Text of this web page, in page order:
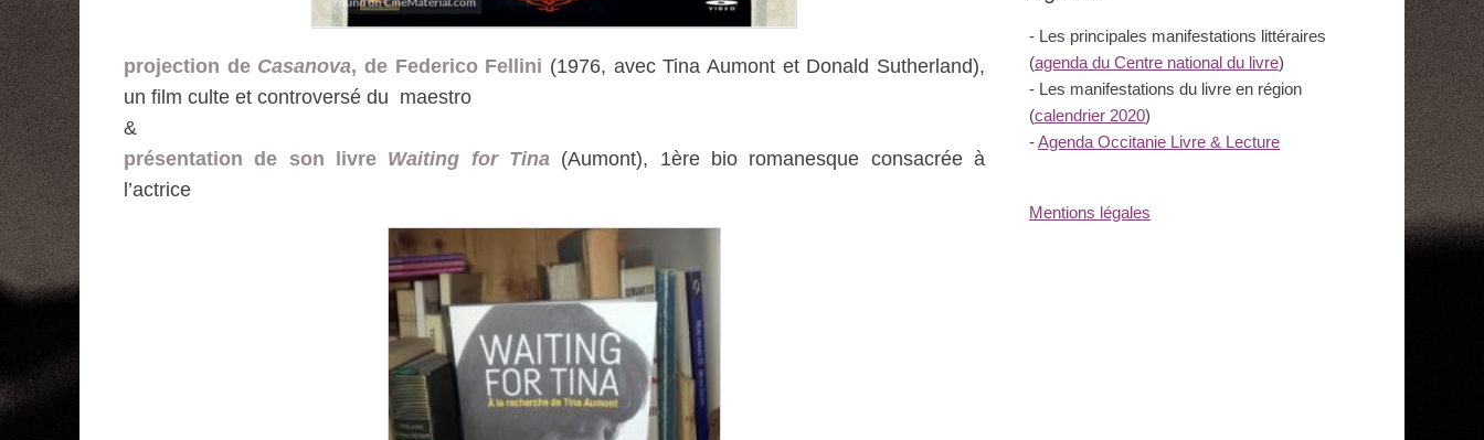
projection de Casanova, de Federico Fellini (1976, avec Tina Aumont et Donald Sutherland),
un film culte et controversé du maestro
&
présentation de son livre Waiting for Tina (Aumont), 1ère bio romanesque consacrée à
l’actrice
- Les principales manifestations littéraires
(agenda du Centre national du livre)
- Les manifestations du livre en région
(calendrier 2020)
-Agenda Occitanie Livre & Lecture
Mentions légales